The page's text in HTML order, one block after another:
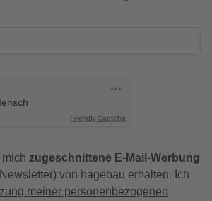
Friendly Captcha
mich zugeschnittene E-Mail-Werbung
von hagebau erhalten. Ich
meiner personenbezogenen